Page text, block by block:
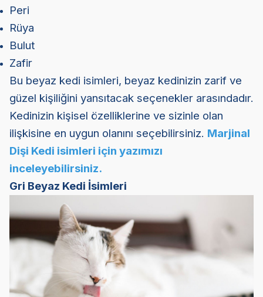
Peri
Rüya
Bulut
Zafir
Bu beyaz kedi isimleri, beyaz kedinizin zarif ve
güzel kişiliğini yansıtacak seçenekler arasındadır.
Kedinizin kişisel özelliklerine ve sizinle olan
ilişkisine en uygun olanını seçebilirsiniz. Marjinal
Dişi Kedi isimleri için yazımızı
inceleyebilirsiniz.
Gri Beyaz Kedi İsimleri